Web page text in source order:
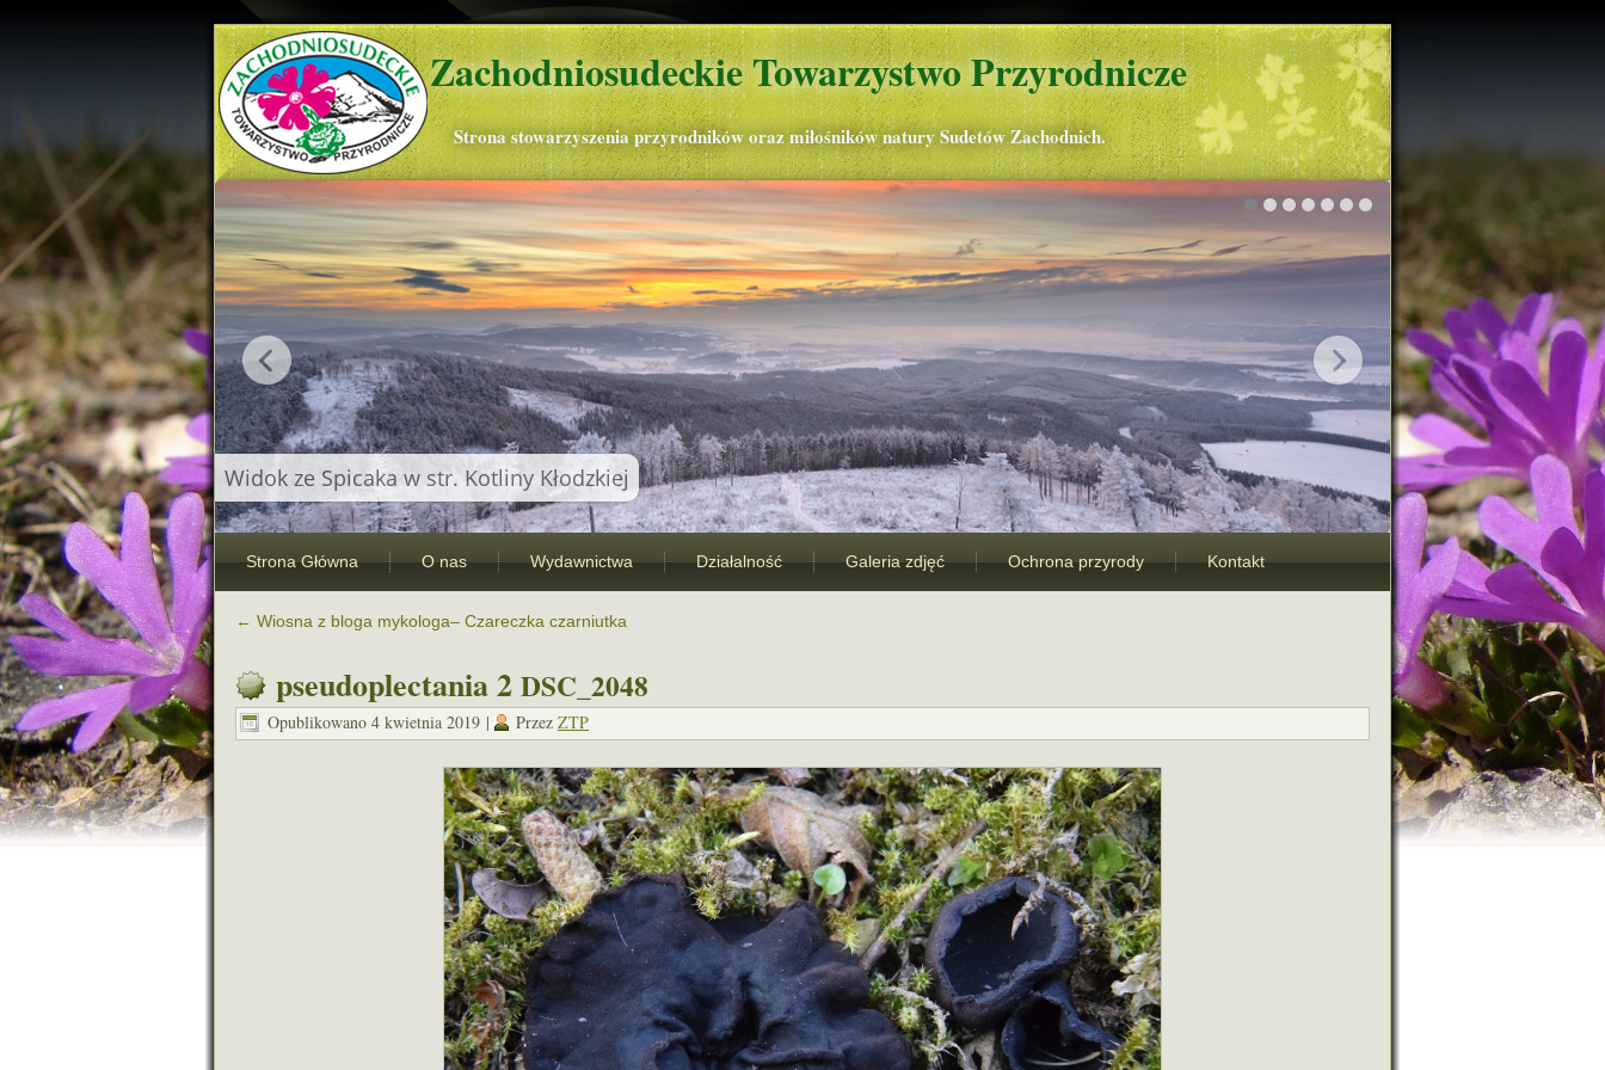
Zachodniosudeckie Towarzystwo Przyrodnicze
Strona stowarzyszenia przyrodników oraz miłośników natury Sudetów Zachodnich.
Widok ze Spicaka w str. Kotliny Kłodzkiej
Strona Główna O nas Wydawnictwa Działalność Galeria zdjęć Ochrona przyrody Kontakt
← Wiosna z bloga mykologa– Czareczka czarniutka
pseudoplectania 2 DSC_2048
Opublikowano 4 kwietnia 2019 | Przez ZTP